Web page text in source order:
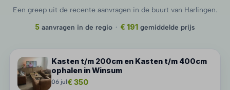
Een greep uit de recente aanvragen in de buurt van Harlingen.
5 aanvragen in de regio · € 191 gemiddelde prijs
Kasten t/m 200cm en Kasten t/m 400cm
ophalen in Winsum
06 jul€ 350